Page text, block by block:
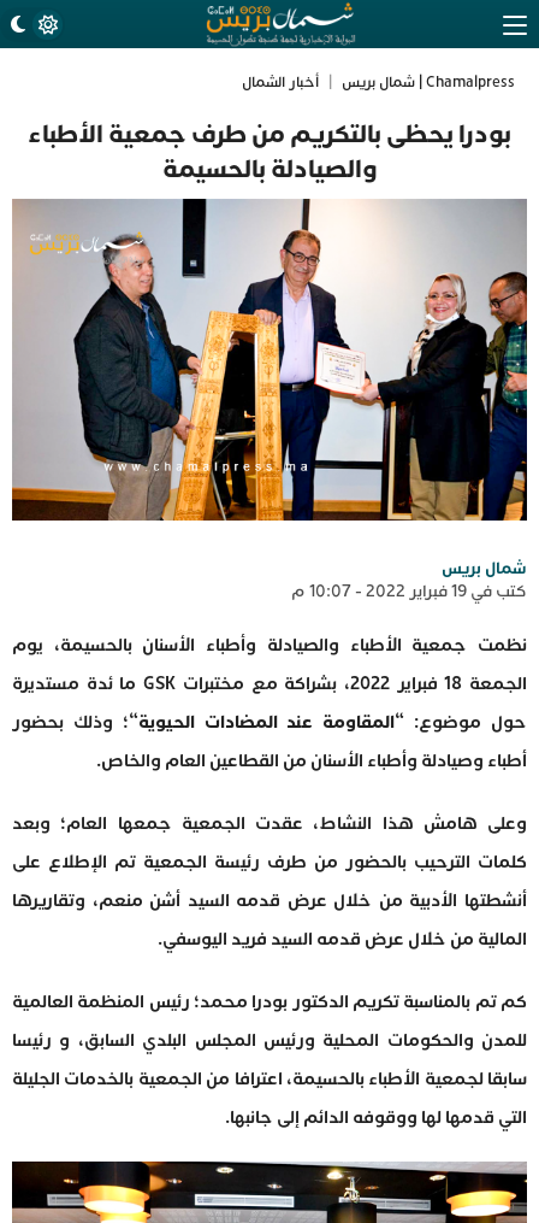
Chamalpress | شمال بريس أخبار الشمال
بودرا يحظى بالتكريم من طرف جمعية الأطباء
والصيادلة بالحسيمة
شمال بريس
كتب في 19 فبراير 2022 - 10:07 م
نظمت جمعية الأطباء والصيادلة وأطباء الأسنان بالحسيمة، يوم
الجمعة 18 فبراير 2022، بشراكة مع مختبرات GSK ما ئدة مستديرة
حول موضوع: “المقاومة عند المضادات الحيوية“؛ وذلك بحضور
أطباء وصيادلة وأطباء الأسنان من القطاعين العام والخاص.
وعلى هامش هذا النشاط، عقدت الجمعية جمعها العام؛ وبعد
كلمات الترحيب بالحضور من طرف رئيسة الجمعية تم الإطلاع على
أنشطتها الأدبية من خلال عرض قدمه السيد أشن منعم، وتقاريرها
المالية من خلال عرض قدمه السيد فريد اليوسفي.
كم تم بالمناسبة تكريم الدكتور بودرا محمد؛ رئيس المنظمة العالمية
للمدن والحكومات المحلية ورئيس المجلس البلدي السابق، و رئيسا
سابقا لجمعية الأطباء بالحسيمة، اعترافا من الجمعية بالخدمات الجليلة
التي قدمها لها ووقوفه الدائم إلى جانبها.